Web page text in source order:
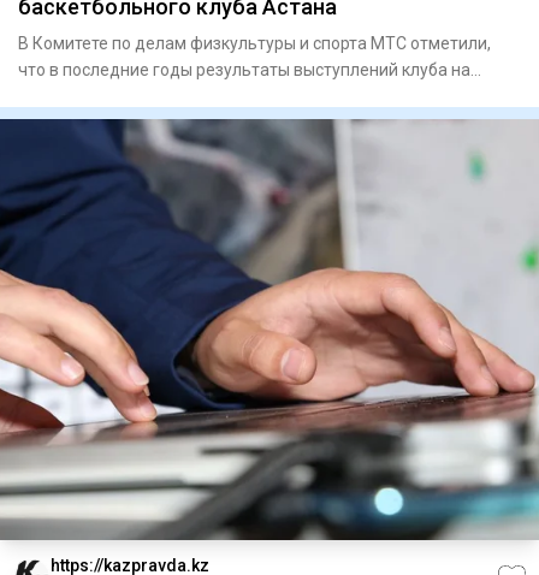
баскетбольного клуба Астана
В Комитете по делам физкультуры и спорта МТС отметили,
что в последние годы результаты выступлений клуба на
https://kazpravda.kz